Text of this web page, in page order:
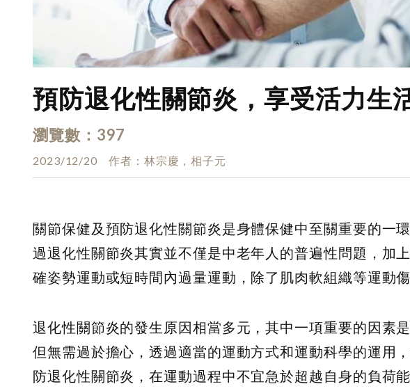
預防退化性關節炎，享受活力生
瀏覽數 397
2023/12/20 作者 林宗慶，相子元
關節保健及預防退化性關節炎是身體保健中至關重要的一
過退化性關節炎其實並不僅是中老年人的普遍性問題，加
確姿勢運動或短時間內過量運動，除了肌肉軟組織等運動
退化性關節炎的發生原因相當多元，其中一項重要的因素
但無需過於擔心，透過適當的運動方式和運動科學的運用
防退化性關節炎，在運動過程中不宜急於超越自身的負荷